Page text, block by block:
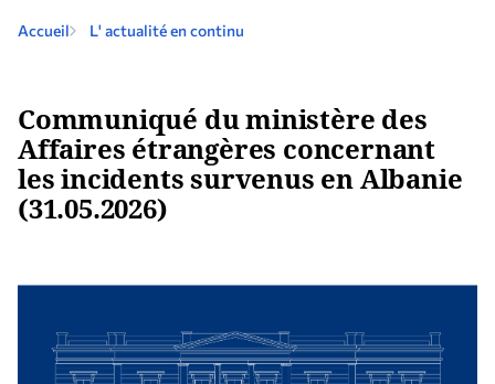
Accueil L' actualité en continu
Communiqué du ministère des
Affaires étrangères concernant
les incidents survenus en Albanie
(31.05.2026)